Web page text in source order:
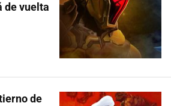
de vuelta
de